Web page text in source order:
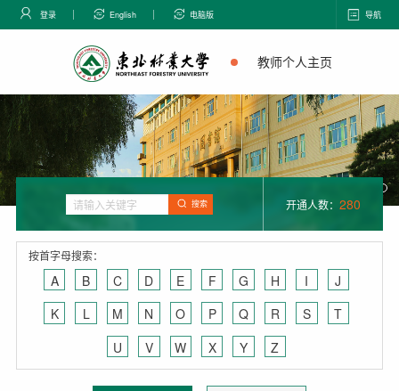
登录 English 电脑版 导航
教师个人主页
搜索 开通人数： 280
按首字母搜索：
A B C D E F G H I
J
K
L M N O P Q R S
T
U
V W X Y Z